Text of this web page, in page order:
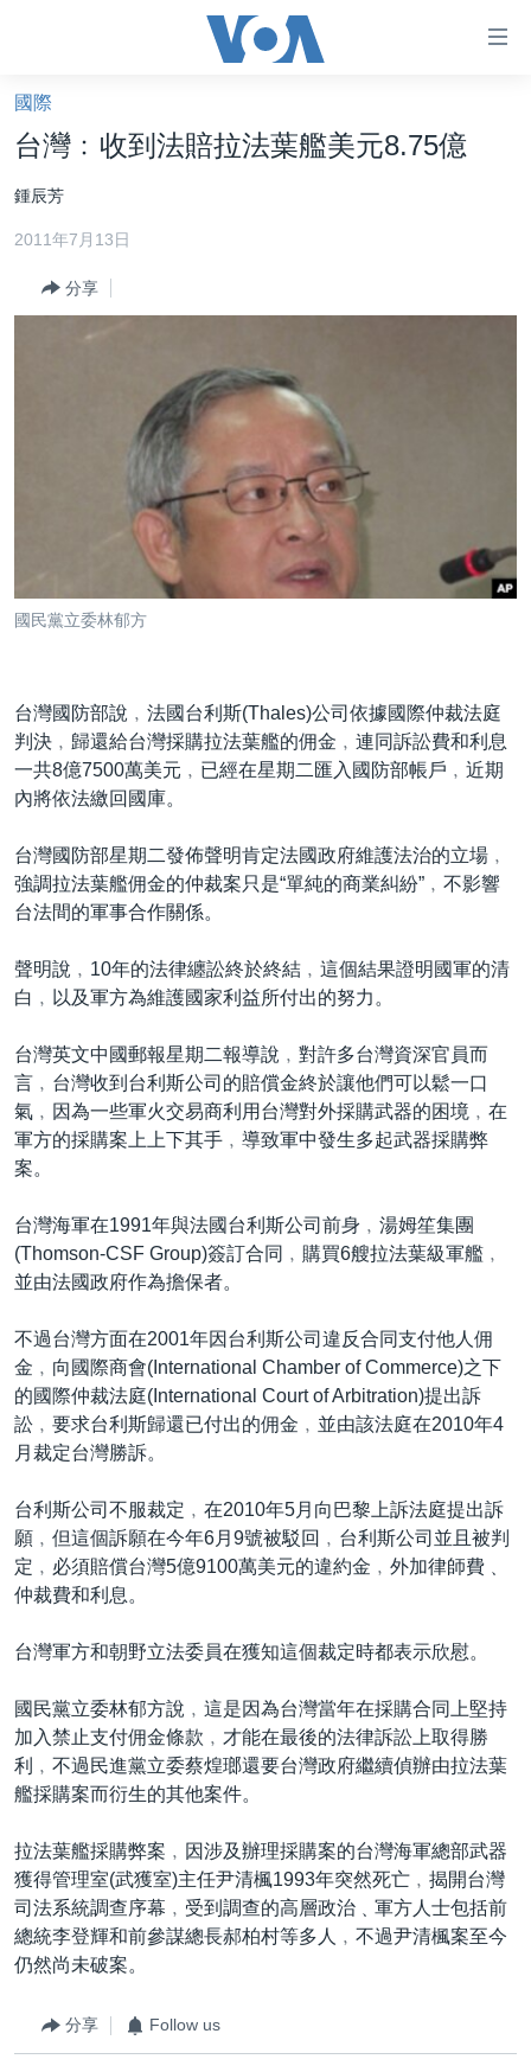
礙
鏈
接
跳
轉
容
索
美國大選2024
港澳
台灣
美中關係
海外港人
VOA 60秒 (國際)
美國專訊
視頻存檔
YOUTUBE頻道
時事經緯
新聞音頻
海外港人
港人港心
美國透視
廣播節目表
國語
關注我們
其他語言網站
國際
台灣﹕收到法賠拉法葉艦美元8.75億
鍾辰芳
2011年7月13日
分享
國民黨立委林郁方
台灣國防部說﹐法國台利斯(Thales)公司依據國際仲裁法庭
判決﹐歸還給台灣採購拉法葉艦的佣金﹐連同訴訟費和利息
一共8億7500萬美元﹐已經在星期二匯入國防部帳戶﹐近期
內將依法繳回國庫。
台灣國防部星期二發佈聲明肯定法國政府維護法治的立場﹐
強調拉法葉艦佣金的仲裁案只是“單純的商業糾紛”﹐不影響
台法間的軍事合作關係。
聲明說﹐10年的法律纏訟終於終結﹐這個結果證明國軍的清
白﹐以及軍方為維護國家利益所付出的努力。
台灣英文中國郵報星期二報導說﹐對許多台灣資深官員而
言﹐台灣收到台利斯公司的賠償金終於讓他們可以鬆一口
氣﹐因為一些軍火交易商利用台灣對外採購武器的困境﹐在
軍方的採購案上上下其手﹐導致軍中發生多起武器採購弊
案。
台灣海軍在1991年與法國台利斯公司前身﹐湯姆笙集團
(Thomson-CSF Group)簽訂合同﹐購買6艘拉法葉級軍艦﹐
並由法國政府作為擔保者。
不過台灣方面在2001年因台利斯公司違反合同支付他人佣
金﹐向國際商會(International Chamber of Commerce)之下
的國際仲裁法庭(International Court of Arbitration)提出訴
訟﹐要求台利斯歸還已付出的佣金﹐並由該法庭在2010年4
月裁定台灣勝訴。
台利斯公司不服裁定﹐在2010年5月向巴黎上訴法庭提出訴
願﹐但這個訴願在今年6月9號被駁回﹐台利斯公司並且被判
定﹐必須賠償台灣5億9100萬美元的違約金﹐外加律師費﹑
仲裁費和利息。
台灣軍方和朝野立法委員在獲知這個裁定時都表示欣慰。
國民黨立委林郁方說﹐這是因為台灣當年在採購合同上堅持
加入禁止支付佣金條款﹐才能在最後的法律訴訟上取得勝
利﹐不過民進黨立委蔡煌瑯還要台灣政府繼續偵辦由拉法葉
艦採購案而衍生的其他案件。
拉法葉艦採購弊案﹐因涉及辦理採購案的台灣海軍總部武器
獲得管理室(武獲室)主任尹清楓1993年突然死亡﹐揭開台灣
司法系統調查序幕﹐受到調查的高層政治﹑軍方人士包括前
總統李登輝和前參謀總長郝柏村等多人﹐不過尹清楓案至今
仍然尚未破案。
分享 Follow us